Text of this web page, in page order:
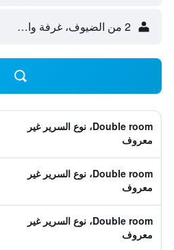
2 من الضيوف، غرفة واحدة
Double room، نوع السرير غير
معروف
Double room، نوع السرير غير
معروف
Double room، نوع السرير غير
معروف